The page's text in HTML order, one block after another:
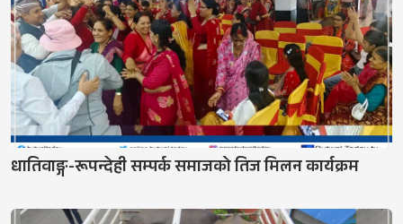
धातिवाङ्ग-रूपन्देही सम्पर्क समाजको तिज मिलन कार्यक्रम